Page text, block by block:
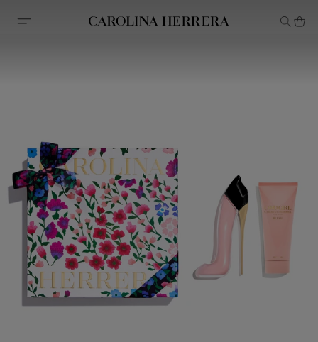
Declaração de acessibilidade